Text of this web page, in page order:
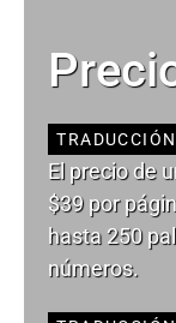
El precio de
$39 por
hasta 250
números.